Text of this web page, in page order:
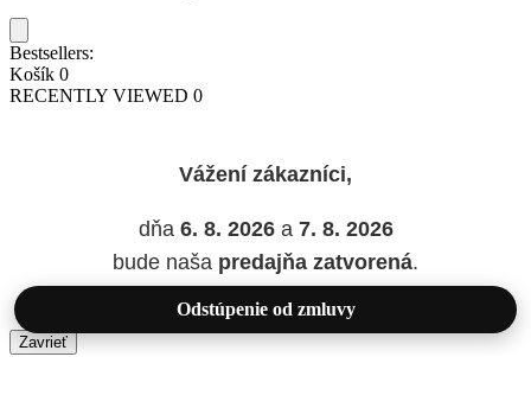
Bestsellers:
Košík 0
RECENTLY VIEWED 0
Vážení zákazníci,
dňa 6. 8. 2026a 7. 8. 2026
bude naša predajňa zatvorená.
Zavrieť
Odstúpenie od zmluvy